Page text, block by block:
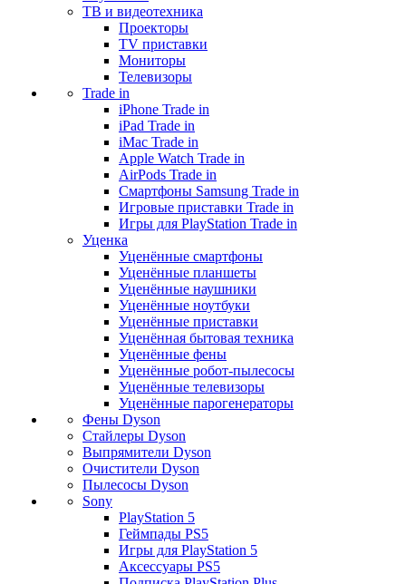
ТВ и видеотехника
Проекторы
TV приставки
Мониторы
Телевизоры
Trade in
iPhone Trade in
iPad Trade in
iMac Trade in
Apple Watch Trade in
AirPods Trade in
Смартфоны Samsung Trade in
Игровые приставки Trade in
Игры для PlayStation Trade in
Уценка
Уценённые смартфоны
Уценённые планшеты
Уценённые наушники
Уценённые ноутбуки
Уценённые приставки
Уценённая бытовая техника
Уценённые фены
Уценённые робот-пылесосы
Уценённые телевизоры
Уценённые парогенераторы
Фены Dyson
Стайлеры Dyson
Выпрямители Dyson
Очистители Dyson
Пылесосы Dyson
Sony
PlayStation 5
Геймпады PS5
Игры для PlayStation 5
Аксессуары PS5